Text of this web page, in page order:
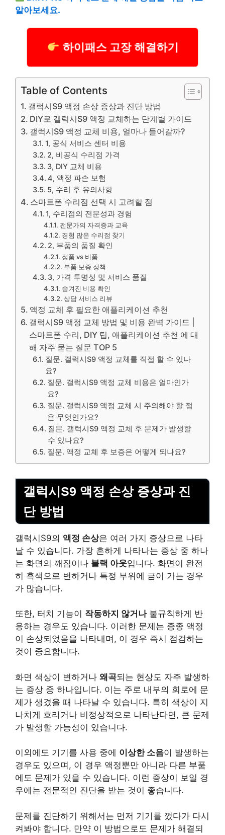
알아보세요.
하이패스 고장 해결하기
Table of Contents
갤럭시S9 액정 손상 증상과 진단 방법
DIY로 갤럭시S9 액정 교체하는 단계별 가이드
갤럭시S9 액정 교체 비용, 얼마나 들어갈까?
1, 공식 서비스 센터 비용
2, 비공식 수리점 가격
3, DIY 교체 비용
4, 액정 파손 보험
5, 수리 후 유의사항
스마트폰 수리점 선택 시 고려할 점
1, 수리점의 전문성과 경험
전문가의 자격증과 교육
경험 많은 수리점 찾기
2, 부품의 품질 확인
정품 vs 비품
부품 보증 정책
3, 가격 투명성 및 서비스 품질
숨겨진 비용 확인
상담 서비스 리뷰
액정 교체 후 필요한 애플리케이션 추천
갤럭시S9 액정 교체 방법 및 비용 완벽 가이드 |
스마트폰 수리, DIY 팁, 애플리케이션 추천 에 대
해 자주 묻는 질문 TOP 5
질문. 갤럭시S9 액정 교체를 직접 할 수 있나
요?
질문. 갤럭시S9 액정 교체 비용은 얼마인가
요?
질문. 갤럭시S9 액정 교체 시 주의해야 할 점
은 무엇인가요?
질문. 갤럭시S9 액정 교체 후 문제가 발생할
수 있나요?
질문. 액정 교체 후 보증은 어떻게 되나요?
갤럭시S9 액정 손상 증상과 진
단 방법
갤럭시S9의 액정 손상은 여러 가지 증상으로 나타
날 수 있습니다. 가장 흔하게 나타나는 증상 중 하나
는 화면의 깨짐이나 블랙 아웃입니다. 화면이 완전
히 흑색으로 변하거나 특정 부위에 금이 가는 경우
가 많습니다.
또한, 터치 기능이 작동하지 않거나불규칙하게 반
응하는 경우도 있습니다. 이러한 문제는 종종 액정
이 손상되었음을 나타내며, 이 경우 즉시 점검하는
것이 중요합니다.
화면 색상이 변하거나 왜곡되는 현상도 자주 발생하
는 증상 중 하나입니다. 이는 주로 내부의 회로에 문
제가 생겼을 때 나타날 수 있습니다. 특히 색상이 지
나치게 흐리거나 비정상적으로 나타난다면, 큰 문제
가 발생할 가능성이 있습니다.
이외에도 기기를 사용 중에 이상한 소음이 발생하는
경우도 있으며, 이 경우 액정뿐만 아니라 다른 부품
에도 문제가 있을 수 있습니다. 이런 증상이 보일 경
우에는 전문적인 진단을 받는 것이 좋습니다.
문제를 진단하기 위해서는 먼저 기기를 껐다가 다시
켜봐야 합니다. 만약 이 방법으로도 문제가 해결되